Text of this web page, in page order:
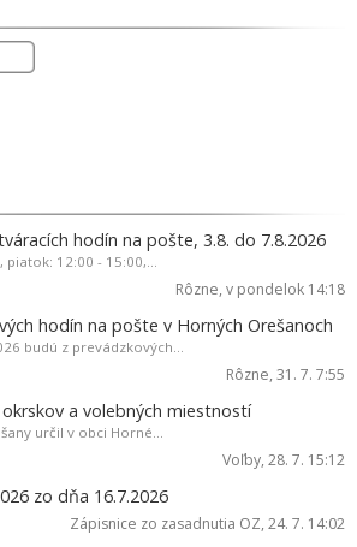
hodín na pošte, 3.8. do 7.8.2026
12:00 - 15:00,...
Rôzne, v pondelok 14:18
hodín na pošte v Horných Orešanoch
budú z prevádzkových...
Rôzne, 31. 7. 7:55
a volebných miestností
určil v obci Horné...
Voľby, 28. 7. 15:12
zo dňa 16.7.2026
Zápisnice zo zasadnutia OZ, 24. 7. 14:02